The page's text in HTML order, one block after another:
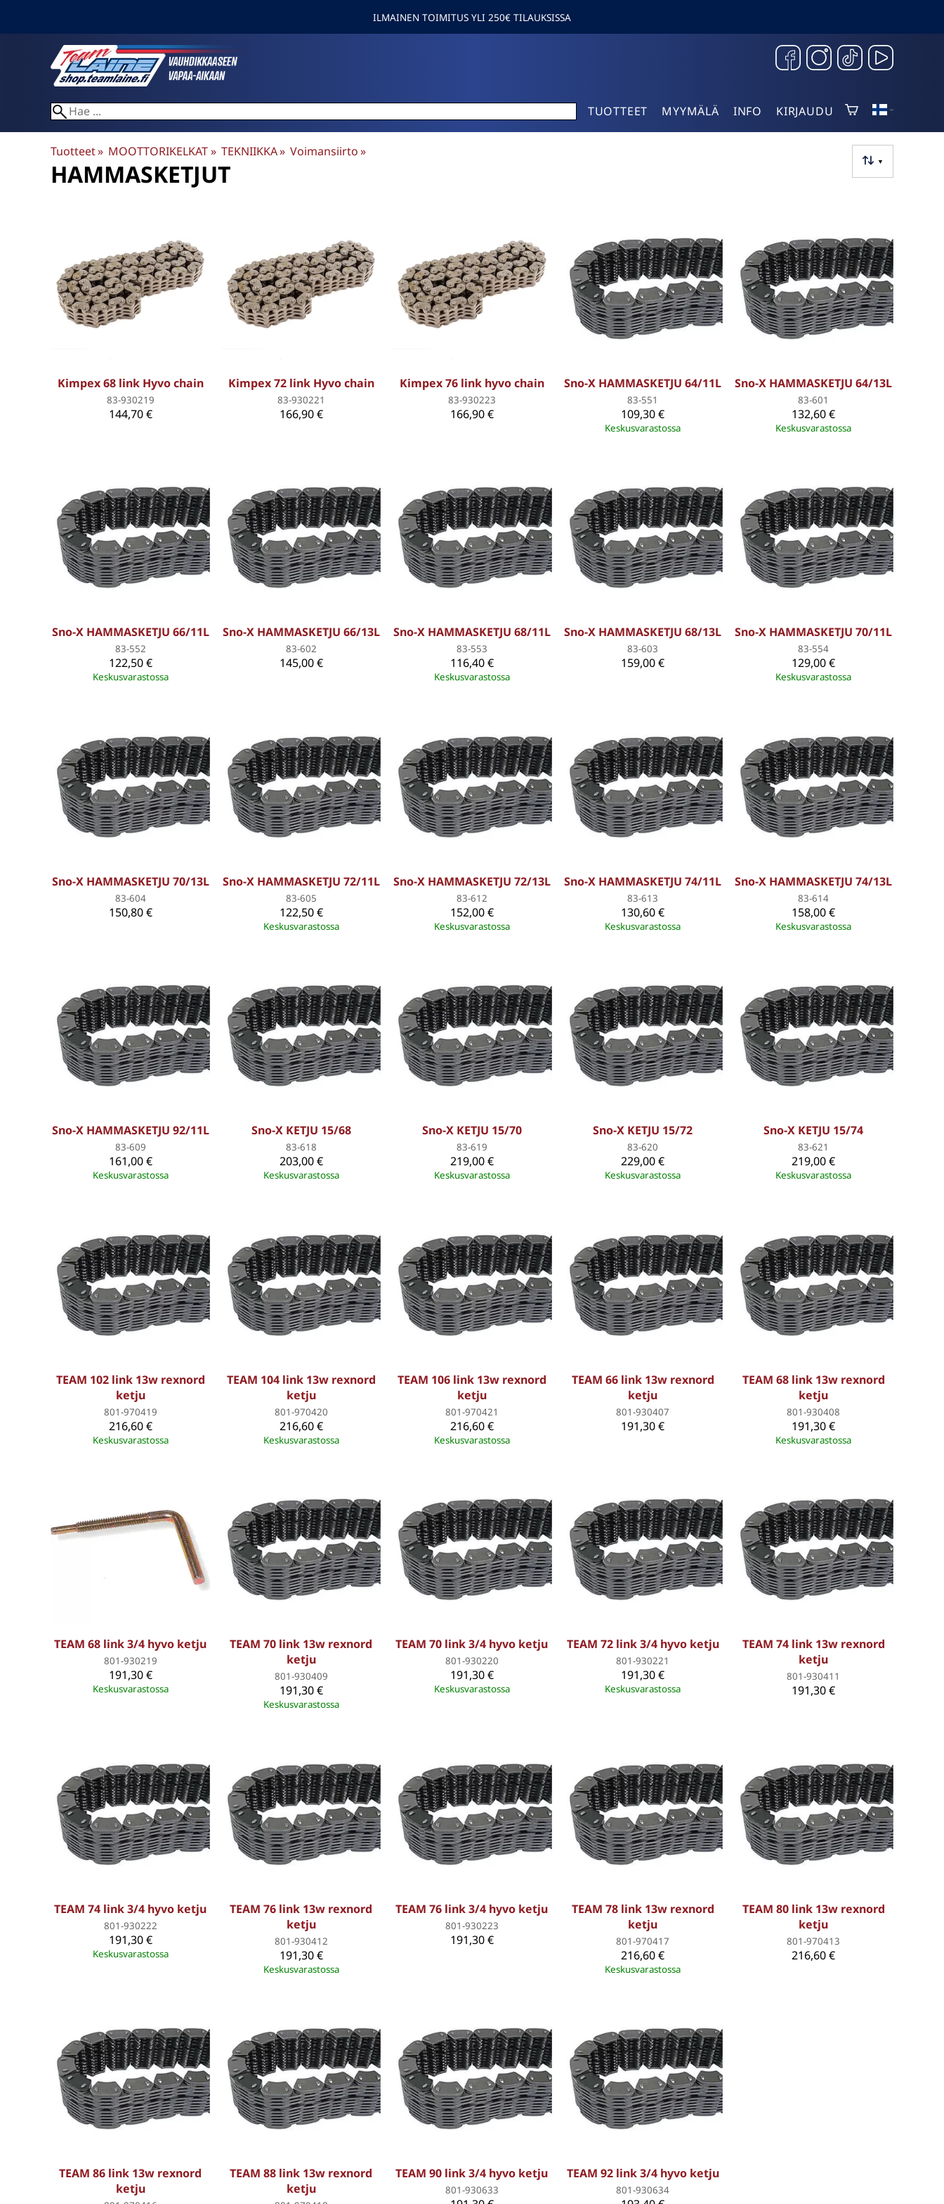
ILMAINEN TOIMITUS YLI 250€ TILAUKSISSA
TUOTTEET MYYMÄLÄ INFO KIRJAUDU
Tuotteet‪» MOOTTORIKELKAT‪» TEKNIIKKA‪» Voimansiirto‪»
▼
HAMMASKETJUT
Kimpex 68 link Hyvo chain
83-930219
144,70 €
Kimpex 72 link Hyvo chain
83-930221
166,90 €
Kimpex 76 link hyvo chain
83-930223
166,90 €
Sno-X HAMMASKETJU 64/11L
83-551
109,30 €
Keskusvarastossa
Sno-X HAMMASKETJU 64/13L
83-601
132,60 €
Keskusvarastossa
Sno-X HAMMASKETJU 66/11L
83-552
122,50 €
Keskusvarastossa
Sno-X HAMMASKETJU 66/13L
83-602
145,00 €
Sno-X HAMMASKETJU 68/11L
83-553
116,40 €
Keskusvarastossa
Sno-X HAMMASKETJU 68/13L
83-603
159,00 €
Sno-X HAMMASKETJU 70/11L
83-554
129,00 €
Keskusvarastossa
Sno-X HAMMASKETJU 70/13L
83-604
150,80 €
Sno-X HAMMASKETJU 72/11L
83-605
122,50 €
Keskusvarastossa
Sno-X HAMMASKETJU 72/13L
83-612
152,00 €
Keskusvarastossa
Sno-X HAMMASKETJU 74/11L
83-613
130,60 €
Keskusvarastossa
Sno-X HAMMASKETJU 74/13L
83-614
158,00 €
Keskusvarastossa
Sno-X HAMMASKETJU 92/11L
83-609
161,00 €
Keskusvarastossa
Sno-X KETJU 15/68
83-618
203,00 €
Keskusvarastossa
Sno-X KETJU 15/70
83-619
219,00 €
Keskusvarastossa
Sno-X KETJU 15/72
83-620
229,00 €
Keskusvarastossa
Sno-X KETJU 15/74
83-621
219,00 €
Keskusvarastossa
TEAM 102 link 13w rexnord
ketju
801-970419
216,60 €
Keskusvarastossa
TEAM 104 link 13w rexnord
ketju
801-970420
216,60 €
Keskusvarastossa
TEAM 106 link 13w rexnord
ketju
801-970421
216,60 €
Keskusvarastossa
TEAM 66 link 13w rexnord
ketju
801-930407
191,30 €
TEAM 68 link 13w rexnord
ketju
801-930408
191,30 €
Keskusvarastossa
TEAM 68 link 3/4 hyvo ketju
801-930219
191,30 €
Keskusvarastossa
TEAM 70 link 13w rexnord
ketju
801-930409
191,30 €
Keskusvarastossa
TEAM 70 link 3/4 hyvo ketju
801-930220
191,30 €
Keskusvarastossa
TEAM 72 link 3/4 hyvo ketju
801-930221
191,30 €
Keskusvarastossa
TEAM 74 link 13w rexnord
ketju
801-930411
191,30 €
TEAM 74 link 3/4 hyvo ketju
801-930222
191,30 €
Keskusvarastossa
TEAM 76 link 13w rexnord
ketju
801-930412
191,30 €
Keskusvarastossa
TEAM 76 link 3/4 hyvo ketju
801-930223
191,30 €
TEAM 78 link 13w rexnord
ketju
801-970417
216,60 €
Keskusvarastossa
TEAM 80 link 13w rexnord
ketju
801-970413
216,60 €
TEAM 86 link 13w rexnord
ketju
TEAM 88 link 13w rexnord
ketju
TEAM 90 link 3/4 hyvo ketju
801-930633
TEAM 92 link 3/4 hyvo ketju
801-930634